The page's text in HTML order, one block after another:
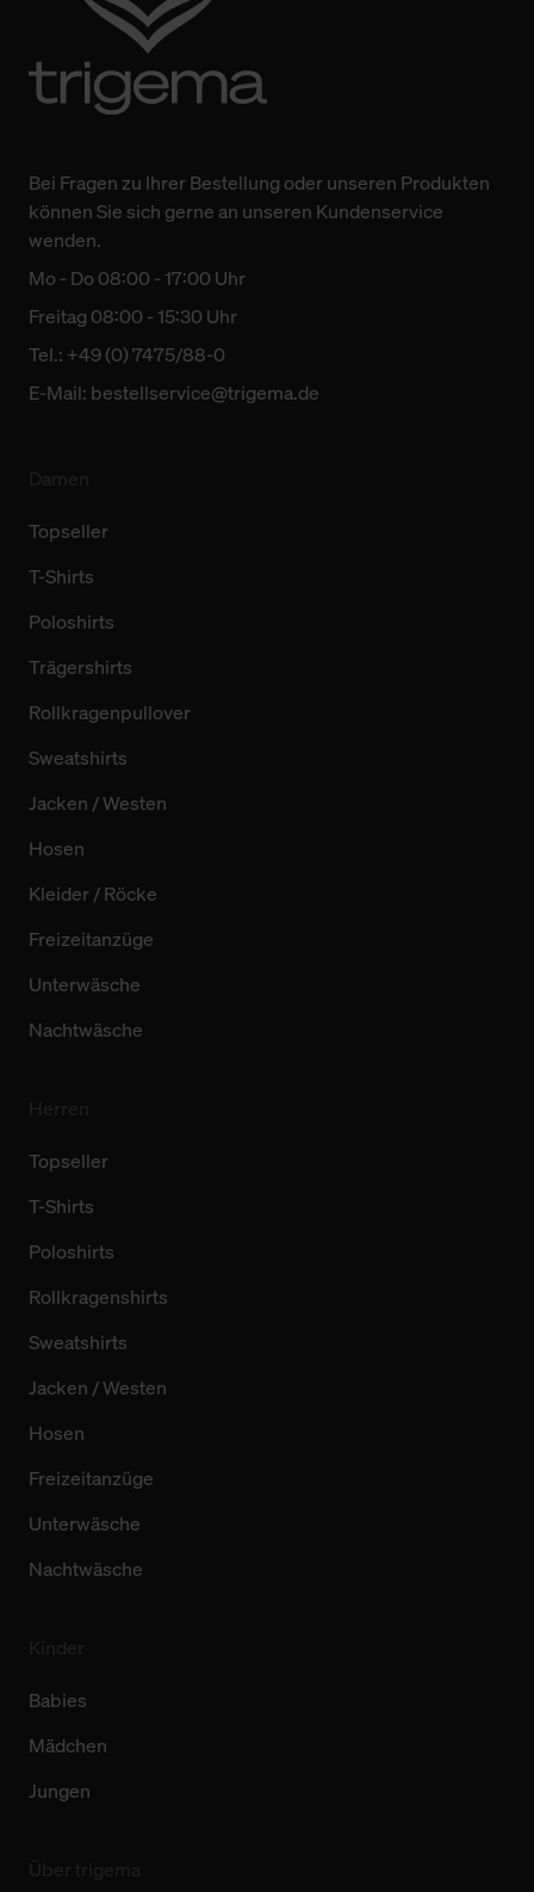
Einwilligung hat jedoch keine Auswirkung auf die
bisherigen Einstellungen und die damit verbundene
Verwendung der Cookies sowie die bis zum Zeitpunkt der
Änderung gesammelten Daten.
Technologien sowie die Nutzung Ihrer persönlichen Daten
finden Sie in unserer Datenschutzerklärung.
Bei Fragen zu Ihrer Bestellung oder unseren Produkten
können Sie sich gerne an unseren Kundenservice
wenden.
Mo - Do 08:00 - 17:00 Uhr
Freitag 08:00 - 15:30 Uhr
Tel.: +49 (0) 7475/88-0
E-Mail: bestellservice@trigema.de
Topseller
T-Shirts
Poloshirts
Trägershirts
Rollkragenpullover
Sweatshirts
Jacken / Westen
Hosen
Kleider / Röcke
Freizeitanzüge
Unterwäsche
Nachtwäsche
Topseller
T-Shirts
Poloshirts
Rollkragenshirts
Sweatshirts
Jacken / Westen
Hosen
Freizeitanzüge
Unterwäsche
Nachtwäsche
Babies
Mädchen
Jungen